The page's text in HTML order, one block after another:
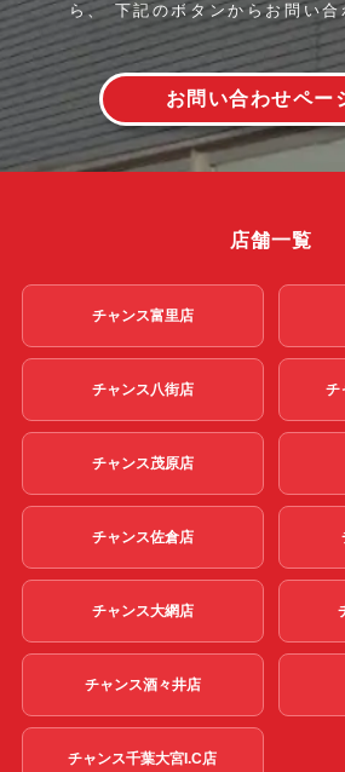
ら、 下記のボタンからお問い
お問い合わせペー
店舗一覧
チャンス富里店
チャンス八街店
チャンス茂原店
チャンス佐倉店
チャンス大網店
チャンス酒々井店
チャンス千葉大宮I.C店
チ